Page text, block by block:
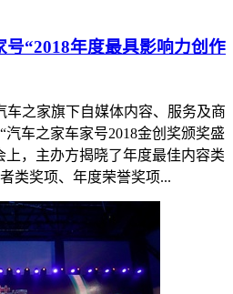
号“2018年度最具影响力创作
车之家旗下自媒体内容、服务及商
汽车之家车家号2018金创奖颁奖盛
上，主办方揭晓了年度最佳内容类
类奖项、年度荣誉奖项...